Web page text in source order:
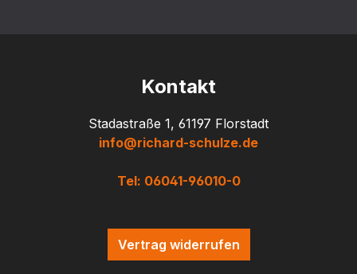
Kontakt
Stadastraße 1, 61197 Florstadt
info@richard-schulze.de
Tel: 06041-96010-0
Vertrag widerrufen